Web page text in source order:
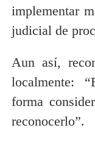
implementar
judicial de
Aun así,
localmente:
forma
reconocerlo”.